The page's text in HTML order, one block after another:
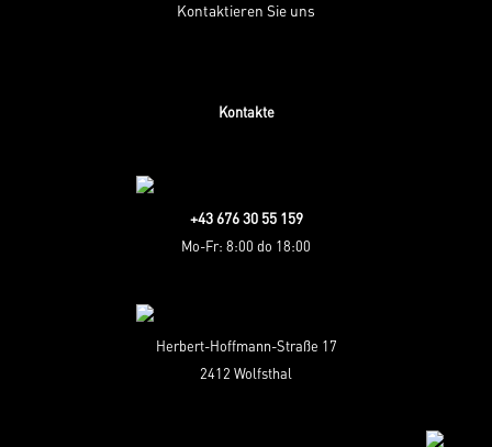
Kontaktieren Sie uns
Kontakte
+43 676 30 55 159
Mo-Fr: 8:00 do 18:00
Herbert-Hoffmann-Straße 17
2412 Wolfsthal